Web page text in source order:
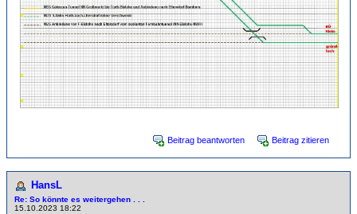
Beitrag beantworten Beitrag zitieren
HansL
Re: So könnte es weitergehen . . .
15.10.2023 18:22